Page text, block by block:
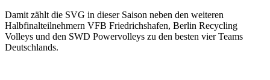
Damit zählt die SVG in dieser Saison neben den weiteren
Halbfinalteilnehmern VFB Friedrichshafen, Berlin Recycling
Volleys und den SWD Powervolleys zu den besten vier Teams
Deutschlands.